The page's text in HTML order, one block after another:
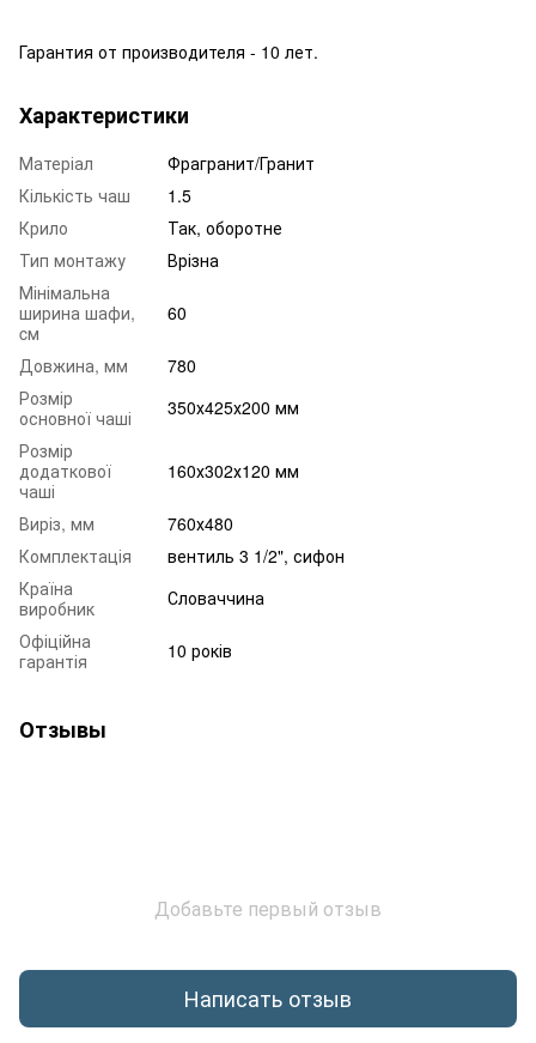
Гарантия от производителя - 10 лет.
Характеристики
Матеріал
Фрагранит/Гранит
Кількість чаш
1.5
Крило
Так, оборотне
Тип монтажу
Врізна
Мінімальна
ширина шафи,
cм
60
Довжина, мм
780
Розмір
основної чаші
350х425х200 мм
Розмір
додаткової
чаші
160х302х120 мм
Виріз, мм
760х480
Комплектація
вентиль 3 1/2", сифон
Країна
виробник
Словаччина
Офіційна
гарантія
10 років
Отзывы
Добавьте первый отзыв
Написать отзыв